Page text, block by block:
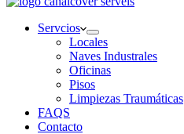
Servcios
Locales
Naves Industrales
Oficinas
Pisos
Limpiezas Traumáticas
FAQS
Contacto